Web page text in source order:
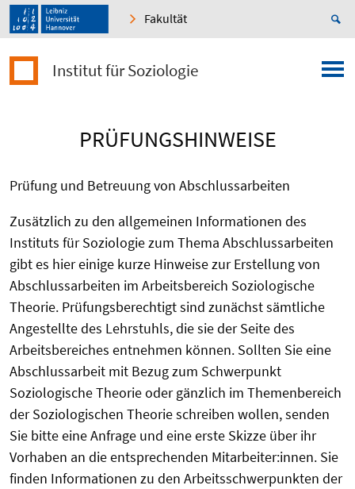
Fakultät
Institut für Soziologie
PRÜFUNGSHINWEISE
Prüfung und Betreuung von Abschlussarbeiten
Zusätzlich zu den allgemeinen Informationen des
Instituts für Soziologie zum Thema Abschlussarbeiten
gibt es hier einige kurze Hinweise zur Erstellung von
Abschlussarbeiten im Arbeitsbereich Soziologische
Theorie. Prüfungsberechtigt sind zunächst sämtliche
Angestellte des Lehrstuhls, die sie der Seite des
Arbeitsbereiches entnehmen können. Sollten Sie eine
Abschlussarbeit mit Bezug zum Schwerpunkt
Soziologische Theorie oder gänzlich im Themenbereich
der Soziologischen Theorie schreiben wollen, senden
Sie bitte eine Anfrage und eine erste Skizze über ihr
Vorhaben an die entsprechenden Mitarbeiter:innen. Sie
finden Informationen zu den Arbeitsschwerpunkten der